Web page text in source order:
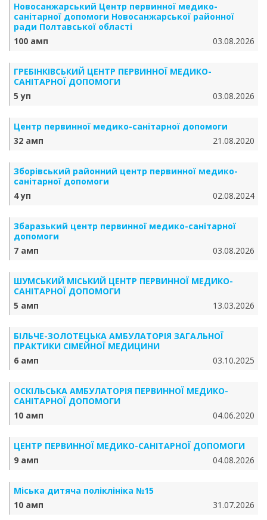
Новосанжарський Центр первинної медико-
санітарної допомоги Новосанжарської районної
ради Полтавської області
100 амп
03.08.2026
ГРЕ­БІН­КІВ­СЬКИЙ ЦЕНТР ПЕРВИННОЇ МЕДИКО-
САНІТАРНОЇ ДОПОМОГИ
5 уп
03.08.2026
Центр первинної медико-санітарної допомоги
32 амп
21.08.2020
Зборівський районний центр первинної медико-
санітарної допомоги
4 уп
02.08.2024
Збаразький центр первинної медико-санітарної
допомоги
7 амп
03.08.2026
ШУМСЬКИЙ МІСЬКИЙ ЦЕНТР ПЕРВИННОЇ МЕДИКО-
САНІТАРНОЇ ДОПОМОГИ
5 амп
13.03.2026
БІЛЬЧЕ-ЗОЛОТЕЦЬКА АМБУЛАТОРІЯ ЗАГАЛЬНОЇ
ПРАКТИКИ СІМЕЙНОЇ МЕДИЦИНИ
6 амп
03.10.2025
ОСКІЛЬСЬКА АМБУЛАТОРІЯ ПЕРВИННОЇ МЕДИКО-
САНІТАРНОЇ ДОПОМОГИ
10 амп
04.06.2020
ЦЕНТР ПЕРВИННОЇ МЕДИКО-САНІТАРНОЇ ДОПОМОГИ
9 амп
04.08.2026
Міська дитяча поліклініка №15
10 амп
31.07.2026